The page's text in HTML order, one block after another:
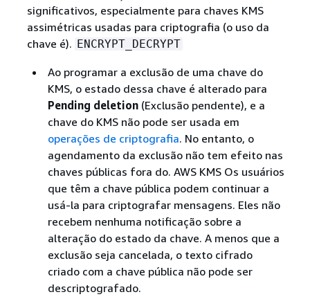
significativos, especialmente para chaves KMS
assimétricas usadas para criptografia (o uso da
chave é). ENCRYPT_DECRYPT
Ao programar a exclusão de uma chave do
KMS, o estado dessa chave é alterado para
Pending deletion(Exclusão pendente), e a
chave do KMS não pode ser usada em
operações de criptografia. No entanto, o
agendamento da exclusão não tem efeito nas
chaves públicas fora do. AWS KMS Os usuários
que têm a chave pública podem continuar a
usá-la para criptografar mensagens. Eles não
recebem nenhuma notificação sobre a
alteração do estado da chave. A menos que a
exclusão seja cancelada, o texto cifrado
criado com a chave pública não pode ser
descriptografado.